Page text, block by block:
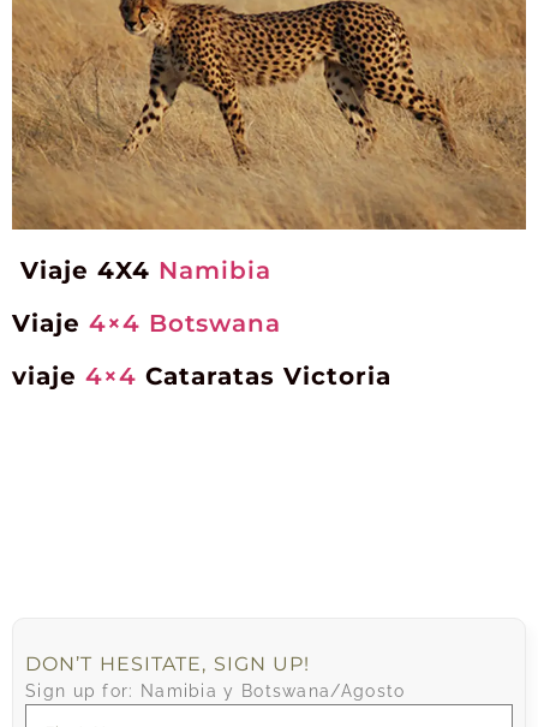
Viaje 4X4 Namibia
Viaje 4×4 Botswana
viaje 4×4 Cataratas Victoria
DON’T HESITATE, SIGN UP!
Sign up for: Namibia y Botswana/Agosto